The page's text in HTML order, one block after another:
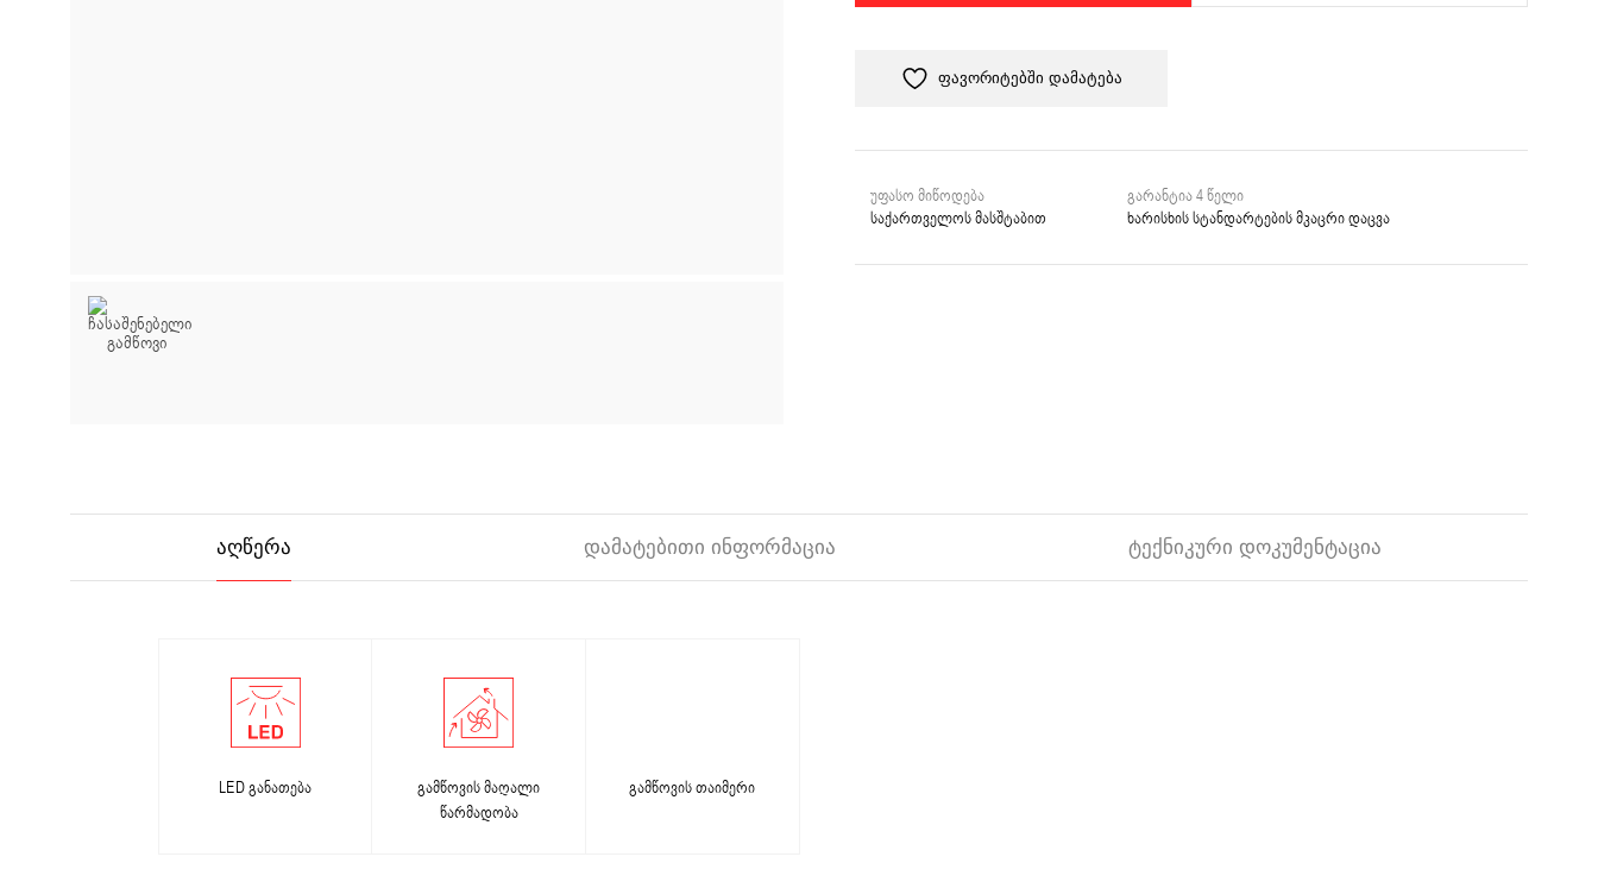
ფავორიტებში დამატება
უფასო მიწოდება
საქართველოს მასშტაბით
გარანტია 4 წელი
ხარისხის სტანდარტების მკაცრი დაცვა
ᲐᲦᲬᲔᲠᲐ ᲓᲐᲛᲐᲢᲔᲑᲘᲗᲘ ᲘᲜᲤᲝᲠᲛᲐᲪᲘᲐ ᲢᲔᲥᲜᲘᲙᲣᲠᲘ ᲓᲝᲙᲣᲛᲔᲜᲢᲐᲪᲘᲐ
LED განათება
გამწოვის მაღალი
წარმადობა
გამწოვის თაიმერი